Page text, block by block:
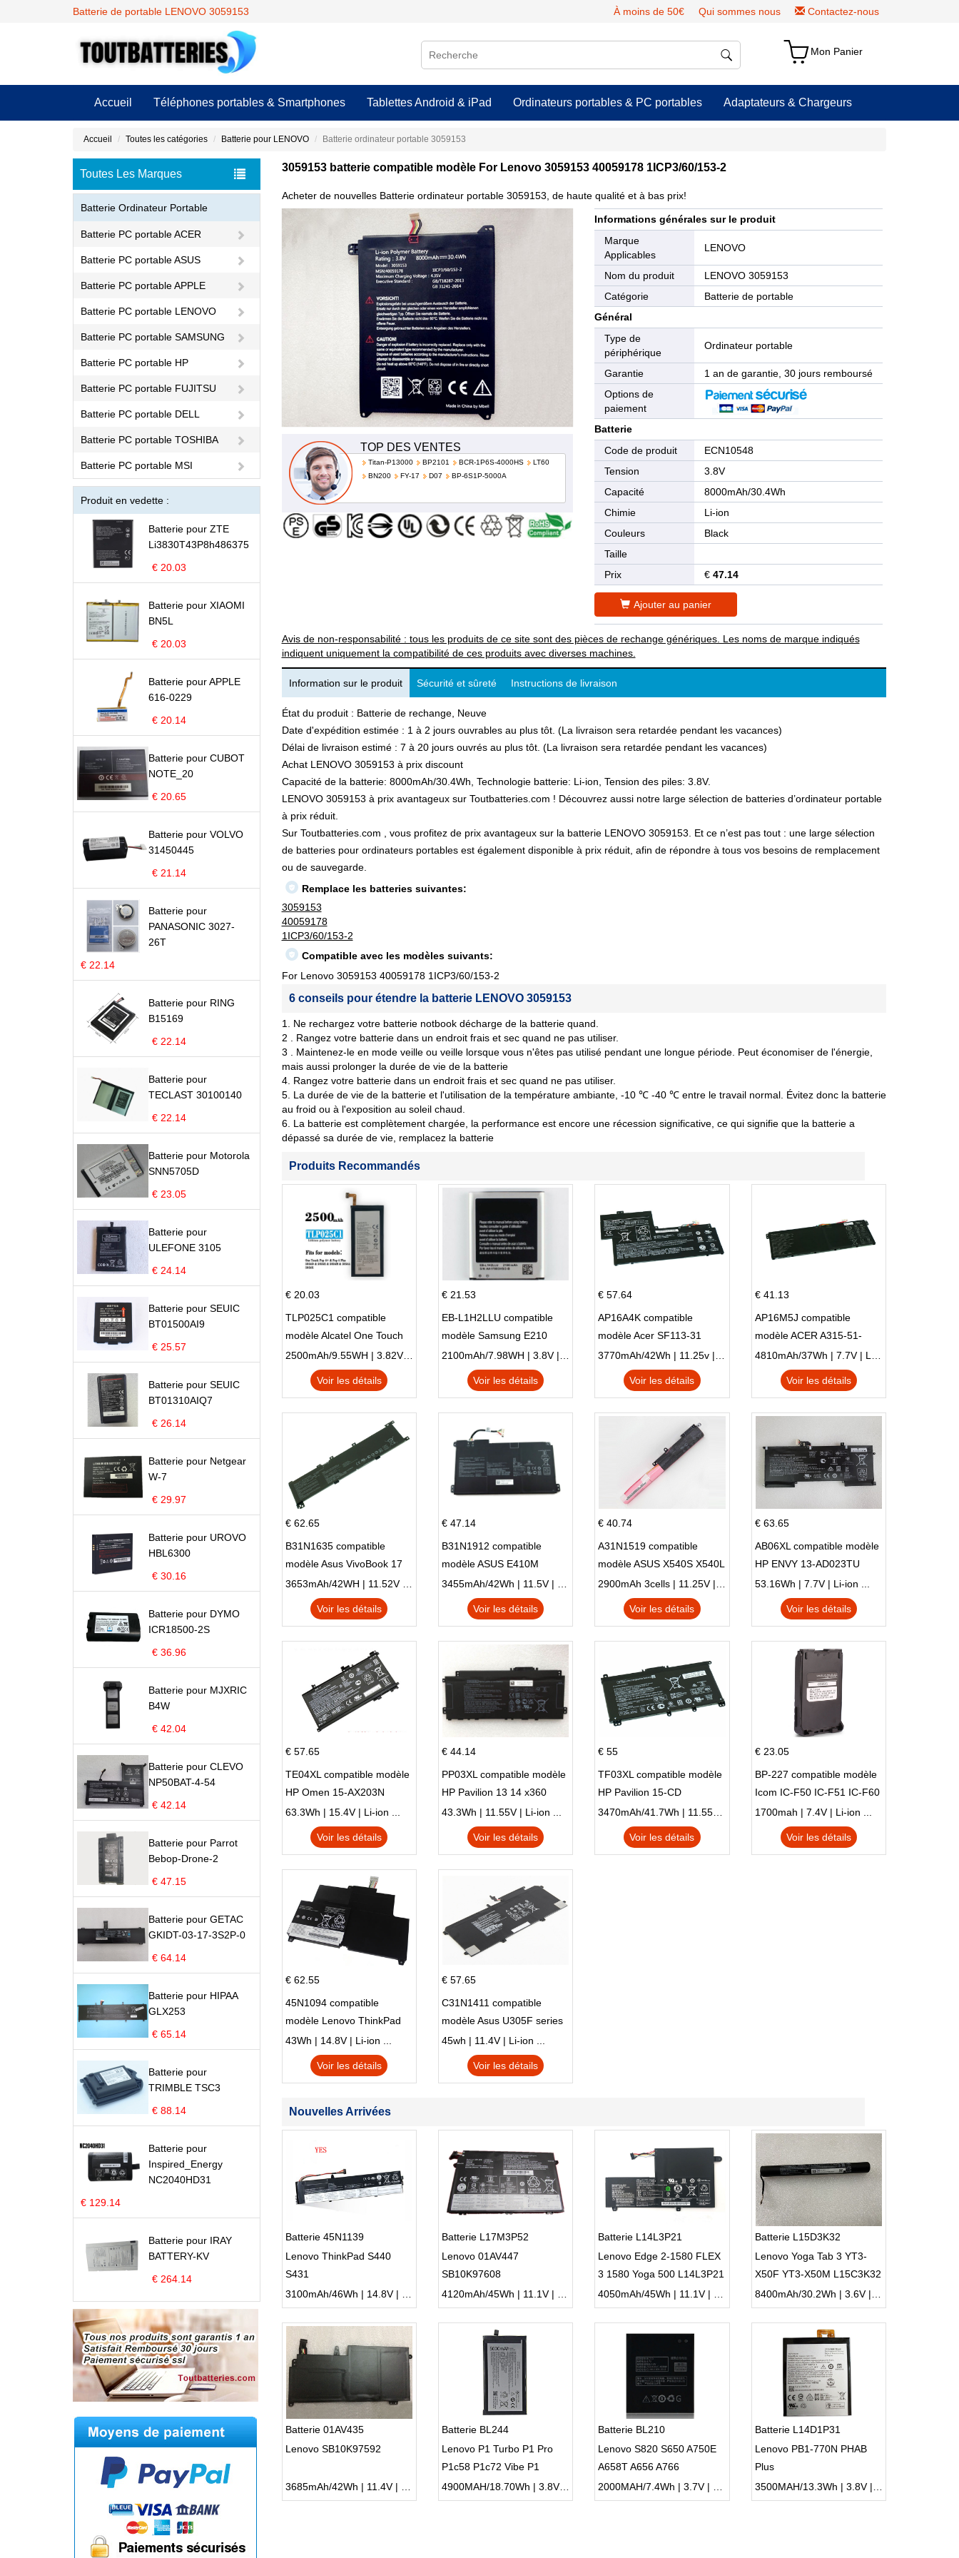
Batterie de portable LENOVO 3059153 À moins de 50€ Qui sommes nous Contactez-nous
Mon Panier
Accueil Téléphones portables & Smartphones Tablettes Android & iPad Ordinateurs portables & PC portables Adaptateurs & Chargeurs
Accueil Toutes les catégories Batterie pour LENOVO Batterie ordinateur portable 3059153
Toutes Les Marques
Batterie Ordinateur Portable
Batterie PC portable ACER
Batterie PC portable ASUS
Batterie PC portable APPLE
Batterie PC portable LENOVO
Batterie PC portable SAMSUNG
Batterie PC portable HP
Batterie PC portable FUJITSU
Batterie PC portable DELL
Batterie PC portable TOSHIBA
Batterie PC portable MSI
Produit en vedette :
Batterie pour ZTE
Li3830T43P8h486375
€ 20.03
Batterie pour XIAOMI
BN5L
€ 20.03
Batterie pour APPLE
616-0229
€ 20.14
Batterie pour CUBOT
NOTE_20
€ 20.65
Batterie pour VOLVO
31450445
€ 21.14
Batterie pour
PANASONIC 3027-
26T
€ 22.14
Batterie pour RING
B15169
€ 22.14
Batterie pour
TECLAST 30100140
€ 22.14
Batterie pour Motorola
SNN5705D
€ 23.05
Batterie pour
ULEFONE 3105
€ 24.14
Batterie pour SEUIC
BT01500AI9
€ 25.57
Batterie pour SEUIC
BT01310AIQ7
€ 26.14
Batterie pour Netgear
W-7
€ 29.97
Batterie pour UROVO
HBL6300
€ 30.16
Batterie pour DYMO
ICR18500-2S
€ 36.96
Batterie pour MJXRIC
B4W
€ 42.04
Batterie pour CLEVO
NP50BAT-4-54
€ 42.14
Batterie pour Parrot
Bebop-Drone-2
€ 47.15
Batterie pour GETAC
GKIDT-03-17-3S2P-0
€ 64.14
Batterie pour HIPAA
GLX253
€ 65.14
Batterie pour
TRIMBLE TSC3
€ 88.14
Batterie pour
Inspired_Energy
NC2040HD31
€ 129.14
Batterie pour IRAY
BATTERY-KV
€ 264.14
3059153 batterie compatible modèle For Lenovo 3059153 40059178 1ICP3/60/153-2
Acheter de nouvelles Batterie ordinateur portable 3059153, de haute qualité et à bas prix!
TOP DES VENTES
Titan-P13000 BP2101 BCR-1P6S-4000HS
LT60
BN200
FY-17 D07 BP-6S1P-5000A
Informations générales sur le produit
Marque
Applicables
LENOVO
Nom du produit
LENOVO 3059153
Catégorie
Batterie de portable
Général
Type de
périphérique
Ordinateur portable
Garantie
1 an de garantie, 30 jours remboursé
Options de
paiement
Batterie
Code de produit
ECN10548
Tension
3.8V
Capacité
8000mAh/30.4Wh
Chimie
Li-ion
Couleurs
Black
Taille
Prix
€47.14
Ajouter au panier
Avis de non-responsabilité : tous les produits de ce site sont des pièces de rechange génériques. Les noms de marque indiqués
indiquent uniquement la compatibilité de ces produits avec diverses machines.
Information sur le produit Sécurité et sûreté Instructions de livraison
État du produit : Batterie de rechange, Neuve
Date d'expédition estimée : 1 à 2 jours ouvrables au plus tôt. (La livraison sera retardée pendant les vacances)
Délai de livraison estimé : 7 à 20 jours ouvrés au plus tôt. (La livraison sera retardée pendant les vacances)
Achat LENOVO 3059153 à prix discount
Capacité de la batterie: 8000mAh/30.4Wh, Technologie batterie: Li-ion, Tension des piles: 3.8V.
LENOVO 3059153 à prix avantageux sur Toutbatteries.com ! Découvrez aussi notre large sélection de batteries d’ordinateur portable
à prix réduit.
Sur Toutbatteries.com , vous profitez de prix avantageux sur la batterie LENOVO 3059153. Et ce n’est pas tout : une large sélection
de batteries pour ordinateurs portables est également disponible à prix réduit, afin de répondre à tous vos besoins de remplacement
ou de sauvegarde.
Remplace les batteries suivantes:
3059153
40059178
1ICP3/60/153-2
Compatible avec les modèles suivants:
For Lenovo 3059153 40059178 1ICP3/60/153-2
6 conseils pour étendre la batterie LENOVO 3059153
1. Ne rechargez votre batterie notbook décharge de la batterie quand.
2 . Rangez votre batterie dans un endroit frais et sec quand ne pas utiliser.
3 . Maintenez-le en mode veille ou veille lorsque vous n'êtes pas utilisé pendant une longue période. Peut économiser de l'énergie,
mais aussi prolonger la durée de vie de la batterie
4. Rangez votre batterie dans un endroit frais et sec quand ne pas utiliser.
5. La durée de vie de la batterie et l'utilisation de la température ambiante, -10 ℃ -40 ℃ entre le travail normal. Évitez donc la batterie
au froid ou à l'exposition au soleil chaud.
6. La batterie est complètement chargée, la performance est encore une récession significative, ce qui signifie que la batterie a
dépassé sa durée de vie, remplacez la batterie
Produits Recommandés
€ 20.03
TLP025C1 compatible
modèle Alcatel One Touch
Pop 4 Plus OT-5056D
2500mAh/9.55WH | 3.82V | Li-ion ...
Voir les détails
€ 21.53
EB-L1H2LLU compatible
modèle Samsung E210
E210K i939
Voir les détails
€ 57.64
AP16A4K compatible
modèle Acer SF113-31
AO1-132 NE132
Voir les détails
€ 41.13
AP16M5J compatible
modèle ACER A315-51-
51SL N17Q1 SERIES
Voir les détails
€ 62.65
B31N1635 compatible
modèle Asus VivoBook 17
X705NC X705UA X705UV
X705UN X705UD
Voir les détails
€ 47.14
B31N1912 compatible
modèle ASUS E410M
E410MA L410MA
Voir les détails
€ 40.74
A31N1519 compatible
modèle ASUS X540S X540L
X540LA-SI302 X540SA
X540S
Voir les détails
€ 63.65
AB06XL compatible modèle
HP ENVY 13-AD023TU
HSTNN-DB8C 921438-855
TPN-I128
53.16Wh | 7.7V | Li-ion ...
Voir les détails
€ 57.65
TE04XL compatible modèle
HP Omen 15-AX203N
Omen 15 Series Pavilion 15
Series
63.3Wh | 15.4V | Li-ion ...
Voir les détails
€ 44.14
PP03XL compatible modèle
HP Pavilion 13 14 x360
L83388-AC1 L83388-421
HSTNN-LB8S M01118-421
M01144-005 13-BB 14-DV
43.3Wh | 11.55V | Li-ion ...
Voir les détails
€ 55
TF03XL compatible modèle
HP Pavilion 15-CD
Voir les détails
€ 23.05
BP-227 compatible modèle
Icom IC-F50 IC-F51 IC-F60
IC-F61 IC-M87
1700mah | 7.4V | Li-ion ...
Voir les détails
€ 62.55
45N1094 compatible
modèle Lenovo ThinkPad
Edge S230u Twist
43Wh | 14.8V | Li-ion ...
Voir les détails
€ 57.65
C31N1411 compatible
modèle Asus U305F series
45wh | 11.4V | Li-ion ...
Voir les détails
Nouvelles Arrivées
Batterie 45N1139
Lenovo ThinkPad S440
S431
Batterie L17M3P52
Lenovo 01AV447
SB10K97608
Batterie L14L3P21
Lenovo Edge 2-1580 FLEX
3 1580 Yoga 500 L14L3P21
Batterie L15D3K32
Lenovo Yoga Tab 3 YT3-
X50F YT3-X50M L15C3K32
Batterie 01AV435
Lenovo SB10K97592
Batterie BL244
Lenovo P1 Turbo P1 Pro
P1c58 P1c72 Vibe P1
4900MAH/18.70Wh | 3.8V | Li-ion ...
Batterie BL210
Lenovo S820 S650 A750E
A658T A656 A766
Batterie L14D1P31
Lenovo PB1-770N PHAB
Plus